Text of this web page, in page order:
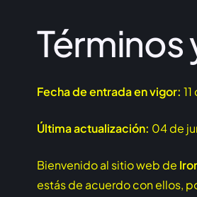
Fecha de entrada en vigor:
Última actualización: 04 de
Bienvenido al sitio web de
estás de acuerdo con ellos,